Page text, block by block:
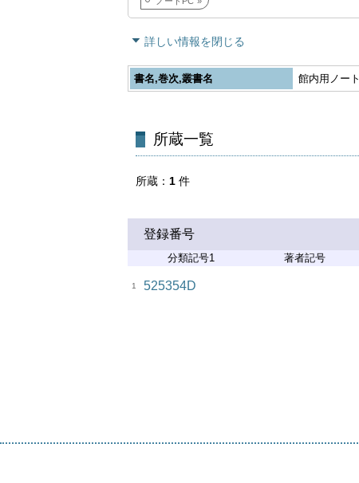
詳しい情報を閉じる
書名,巻次,叢書名 館内用ノー
所蔵一覧
所蔵 1 件
登録番号
分類記号1 著者記号
1 525354D